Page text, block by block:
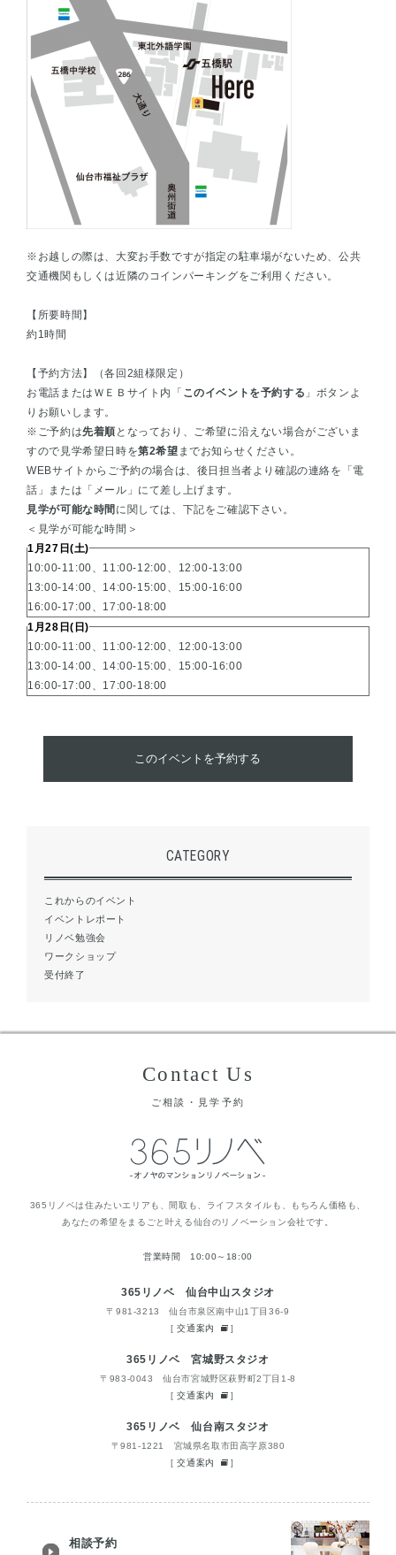
※お越しの際は、大変お手数ですが指定の駐車場がないため、公共
交通機関もしくは近隣のコインパーキングをご利用ください。
【所要時間】
約1時間
【予約方法】（各回2組様限定）
お電話またはＷＥＢサイト内「 このイベントを予約する 」ボタンよ
りお願いします。
※ご予約は先着順 となっており、ご希望に沿えない場合がございま
すので見学希望日時を第2希望 までお知らせください。
WEBサイトからご予約の場合は、後日担当者より確認の連絡を「電
話」または「メール」にて差し上げます。
見学が可能な時間 に関しては、下記をご確認下さい。
＜見学が可能な時間＞
1月27日(土)
10:00-11:00、11:00-12:00、12:00-13:00
13:00-14:00、14:00-15:00、15:00-16:00
16:00-17:00、17:00-18:00
1月28日(日)
10:00-11:00、11:00-12:00、12:00-13:00
13:00-14:00、14:00-15:00、15:00-16:00
16:00-17:00、17:00-18:00
このイベントを予約する
CATEGORY
これからのイベント
イベントレポート
リノベ勉強会
ワークショップ
受付終了
Contact Us
ご相談・見学予約
365リノベは住みたいエリアも、間取も、ライフスタイルも、もちろん価格も、
あなたの希望をまるごと叶える仙台のリノベーション会社です。
営業時間 10:00～18:00
365リノベ 仙台中山スタジオ
〒981-3213 仙台市泉区南中山1丁目36-9
[交通案内 ]
365リノベ 宮城野スタジオ
〒983-0043 仙台市宮城野区萩野町2丁目1-8
[交通案内 ]
365リノベ 仙台南スタジオ
〒981-1221 宮城県名取市田高字原380
[交通案内 ]
相談予約